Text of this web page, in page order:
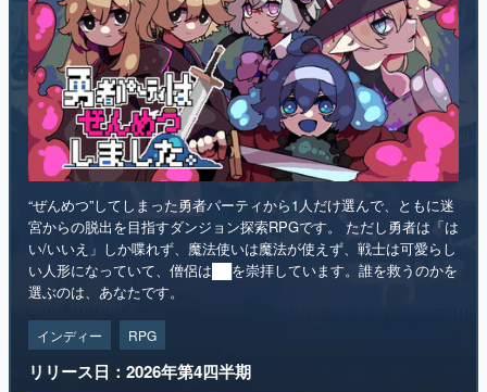
“ぜんめつ”してしまった勇者パーティから1人だけ選んで、ともに迷
宮からの脱出を目指すダンジョン探索RPGです。 ただし勇者は「は
い/いいえ」しか喋れず、魔法使いは魔法が使えず、戦士は可愛らし
い人形になっていて、僧侶は██を崇拝しています。誰を救うのかを
選ぶのは、あなたです。
インディー RPG
リリース日：2026年第4四半期